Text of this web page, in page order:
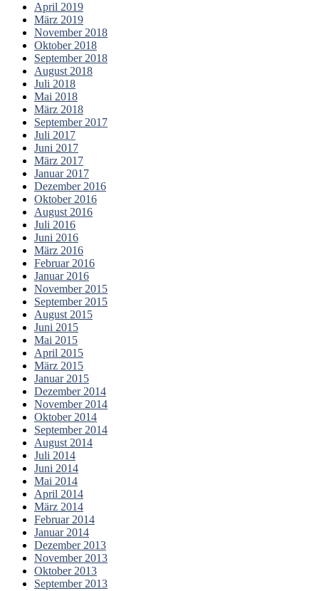
April 2019
März 2019
November 2018
Oktober 2018
September 2018
August 2018
Juli 2018
Mai 2018
März 2018
September 2017
Juli 2017
Juni 2017
März 2017
Januar 2017
Dezember 2016
Oktober 2016
August 2016
Juli 2016
Juni 2016
März 2016
Februar 2016
Januar 2016
November 2015
September 2015
August 2015
Juni 2015
Mai 2015
April 2015
März 2015
Januar 2015
Dezember 2014
November 2014
Oktober 2014
September 2014
August 2014
Juli 2014
Juni 2014
Mai 2014
April 2014
März 2014
Februar 2014
Januar 2014
Dezember 2013
November 2013
Oktober 2013
September 2013